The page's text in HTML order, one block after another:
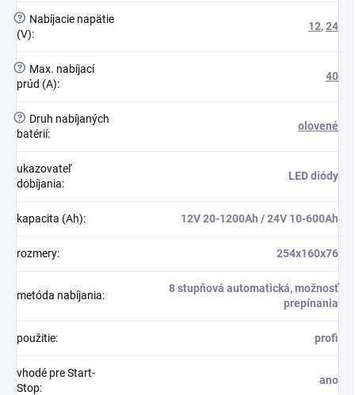
?
Nabíjacie napätie
(V):
12,24
?
Max. nabíjací
prúd (A):
40
?
Druh nabíjaných
batérií:
olovené
ukazovateľ
dobíjania:
LED diódy
kapacita (Ah): 12V 20-1200Ah / 24V 10-600Ah
rozmery: 254x160x76
metóda nabíjania:
8 stupňová automatická, možnosť
prepínania
použitie: profi
vhodé pre Start-
Stop:
ano